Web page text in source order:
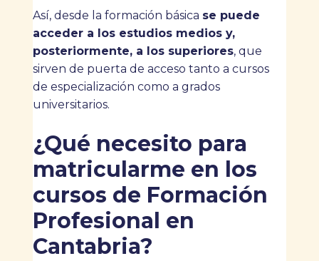
Así, desde la formación básica se puede
acceder a los estudios medios y,
posteriormente, a los superiores, que
sirven de puerta de acceso tanto a cursos
de especialización como a grados
universitarios.
¿Qué necesito para
matricularme en los
cursos de Formación
Profesional en
Cantabria?